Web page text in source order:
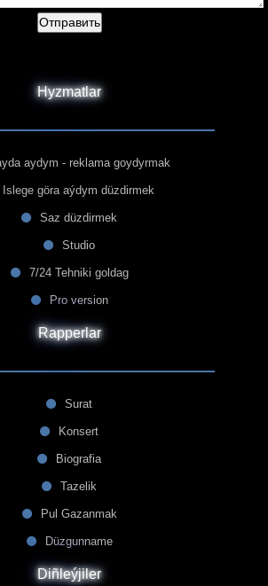
Отправить
Hyzmatlar
aydym - reklama goydyrmak
Islege göra aýdym düzdirmek
Saz düzdirmek
Studio
7/24 Tehniki goldag
Pro version
Rapperlar
Surat
Konsert
Biografia
Tazelik
Pul Gazanmak
Düzgunname
Diñleýjiler